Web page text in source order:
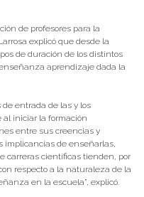
de profesores para la
explicó que desde la
de duración de los distintos
aprendizaje dada la
entrada de las y los
iniciar la formación
entre sus creencias y
implicancias de enseñarlas,
carreras científicas tienden, por
respecto a la naturaleza de la
en la escuela”, explicó.